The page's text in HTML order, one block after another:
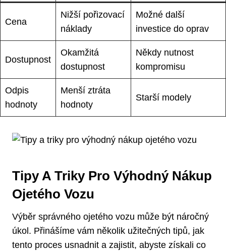
Cena
Nižší⁢ pořizovací⁤
náklady
Možné ​další
investice do oprav
Dostupnost
Okamžitá
dostupnost
Někdy nutnost
kompromisu
Odpis
hodnoty
Menší‍ ztráta
hodnoty
Starší ‍modely
Tipy A Triky ⁣pro Výhodný ​nákup
Ojetého Vozu
Výběr správného ojetého ‍vozu​ může být náročný‍
úkol.‌ Přinášíme vám ⁣několik‌ užitečných tipů, jak
tento proces​ usnadnit a‍ zajistit, abyste získali co